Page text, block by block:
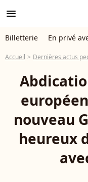
menu
Billetterie En privé
Accueil Dernières actus
nouveau
heureux